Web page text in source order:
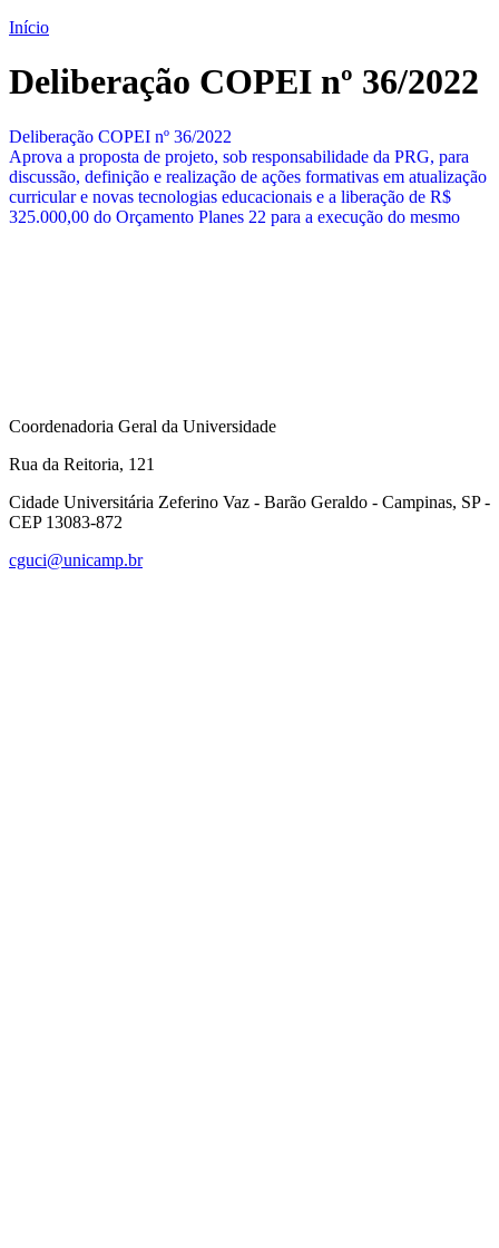
Início
Deliberação COPEI nº 36/2022
Deliberação COPEI nº 36/2022
Aprova a proposta de projeto, sob responsabilidade da PRG, para
discussão, definição e realização de ações formativas em atualização
curricular e novas tecnologias educacionais e a liberação de R$
325.000,00 do Orçamento Planes 22 para a execução do mesmo
Coordenadoria Geral da Universidade
Rua da Reitoria, 121
Cidade Universitária Zeferino Vaz - Barão Geraldo - Campinas, SP -
CEP 13083-872
cguci@unicamp.br